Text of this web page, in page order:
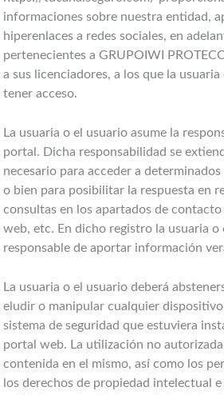
informaciones sobre nuestra entidad,
hiperenlaces a redes sociales, en
pertenecientes a GRUPOIWI
a sus licenciadores, a los que la
tener acceso.
La usuaria o el usuario asume la
portal. Dicha responsabilidad se
necesario para acceder a
o bien para posibilitar la respuesta en
consultas en los apartados de contacto
web, etc. En dicho registro la usuaria o
responsable de aportar información
La usuaria o el usuario deberá
eludir o manipular cualquier
sistema de seguridad que estuviera
portal web. La utilización no
contenida en el mismo, así como los
los derechos de propiedad intelectual